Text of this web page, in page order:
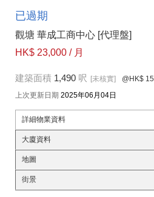
已過期
觀塘 華成工商中心 [代理盤]
HK$ 23,000 / 月
建築面積 1,490 呎 [未核實] @HK$ 15
上次更新日期 2025年06月04日
詳細物業資料
大廈資料
地圖
街景